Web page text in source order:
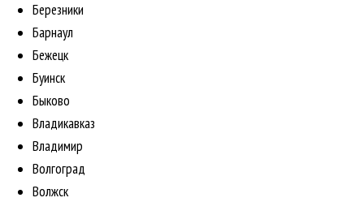
Березники
Барнаул
Бежецк
Буинск
Быково
Владикавказ
Владимир
Волгоград
Волжск